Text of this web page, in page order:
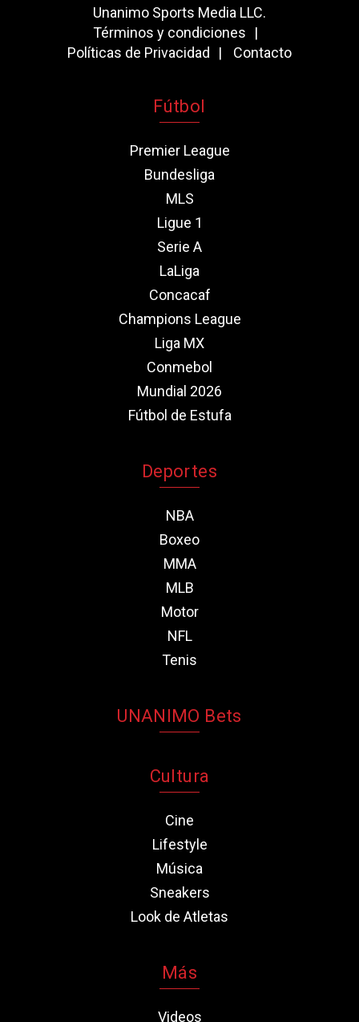
Unanimo Sports Media LLC.
Términos y condiciones
Políticas de Privacidad
Contacto
Fútbol
Premier League
Bundesliga
MLS
Ligue 1
Serie A
LaLiga
Concacaf
Champions League
Liga MX
Conmebol
Mundial 2026
Fútbol de Estufa
Deportes
NBA
Boxeo
MMA
MLB
Motor
NFL
Tenis
UNANIMO Bets
Cultura
Cine
Lifestyle
Música
Sneakers
Look de Atletas
Más
Videos